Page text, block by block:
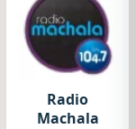
Radio
Machala